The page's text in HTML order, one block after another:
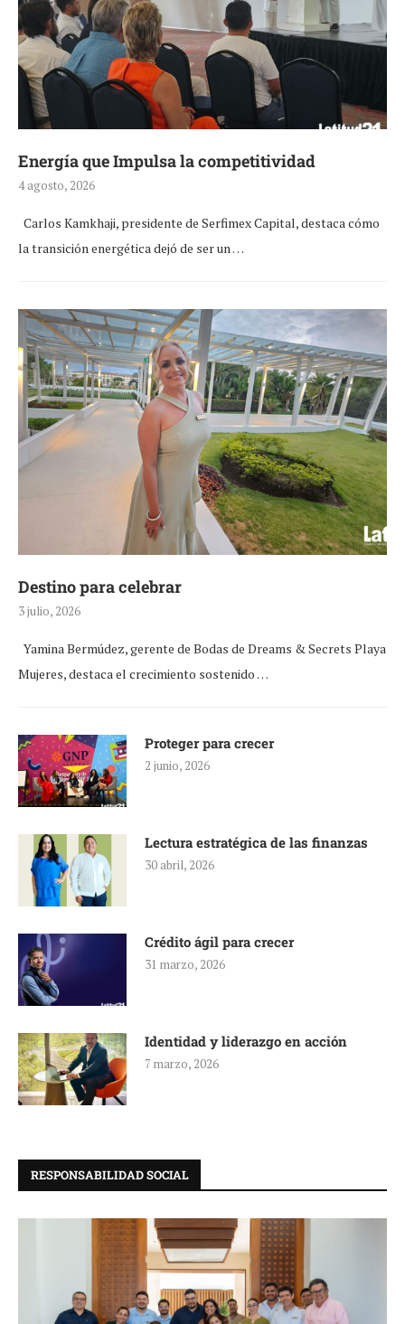
Energía que Impulsa la competitividad
4 agosto, 2026
Carlos Kamkhaji, presidente de Serfimex Capital, destaca cómo
la transición energética dejó de ser un …
Destino para celebrar
3 julio, 2026
Yamina Bermúdez, gerente de Bodas de Dreams & Secrets Playa
Mujeres, destaca el crecimiento sostenido …
Proteger para crecer
2 junio, 2026
Lectura estratégica de las finanzas
30 abril, 2026
Crédito ágil para crecer
31 marzo, 2026
Identidad y liderazgo en acción
7 marzo, 2026
RESPONSABILIDAD SOCIAL